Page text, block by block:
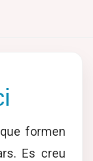
formen
Es creu